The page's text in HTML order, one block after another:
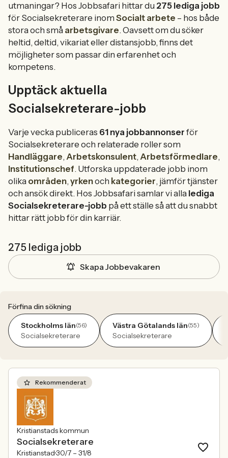
utmaningar? Hos Jobbsafari hittar du 275 lediga jobb
för Socialsekreterare inom Socialt arbete – hos både
stora och små arbetsgivare. Oavsett om du söker
heltid, deltid, vikariat eller distansjobb, finns det
möjligheter som passar din erfarenhet och
kompetens.
Upptäck aktuella
Socialsekreterare-jobb
Varje vecka publiceras 61 nya jobbannonser för
Socialsekreterare och relaterade roller som
Handläggare,Arbetskonsulent,Arbetsförmedlare,
Institutionschef. Utforska uppdaterade jobb inom
olika områden,yrkenoch kategorier, jämför tjänster
och ansök direkt. Hos Jobbsafari samlar vi alla lediga
Socialsekreterare-jobb på ett ställe så att du snabbt
hittar rätt jobb för din karriär.
275 lediga jobb
Skapa Jobbevakaren
Förfina din sökning
Stockholms län(56)
Socialsekreterare
Västra Götalands län(55)
Socialsekreterare
Rekommenderat
Kristianstads kommun
Socialsekreterare
Kristianstad30/7 – 31/8